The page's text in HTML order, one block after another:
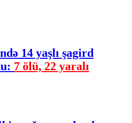
14 yaşlı şagird
7 ölü, 22 yaralı